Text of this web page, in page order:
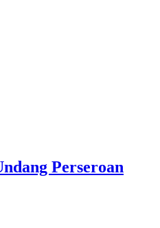
Perseroan